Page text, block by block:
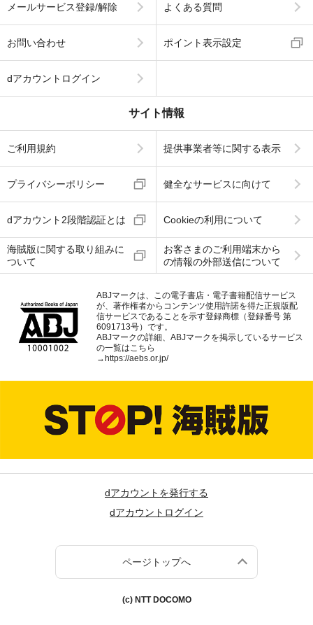
メールサービス登録/解除 よくある質問
お問い合わせ ポイント表示設定
dアカウントログイン
サイト情報
ご利用規約 提供事業者等に関する表示
プライバシーポリシー 健全なサービスに向けて
dアカウント2段階認証とは Cookieの利用について
海賊版に関する取り組みに
ついて
お客さまのご利用端末から
の情報の外部送信について
ABJマークは、この電子書店・電子書籍配信サービス
が、著作権者からコンテンツ使用許諾を得た正規版配
信サービスであることを示す登録商標（登録番号 第
6091713号）です。
ABJマークの詳細、ABJマークを掲示しているサービス
の一覧はこちら
→https://aebs.or.jp/
dアカウントを発行する
dアカウントログイン
ページトップへ
(c) NTT DOCOMO